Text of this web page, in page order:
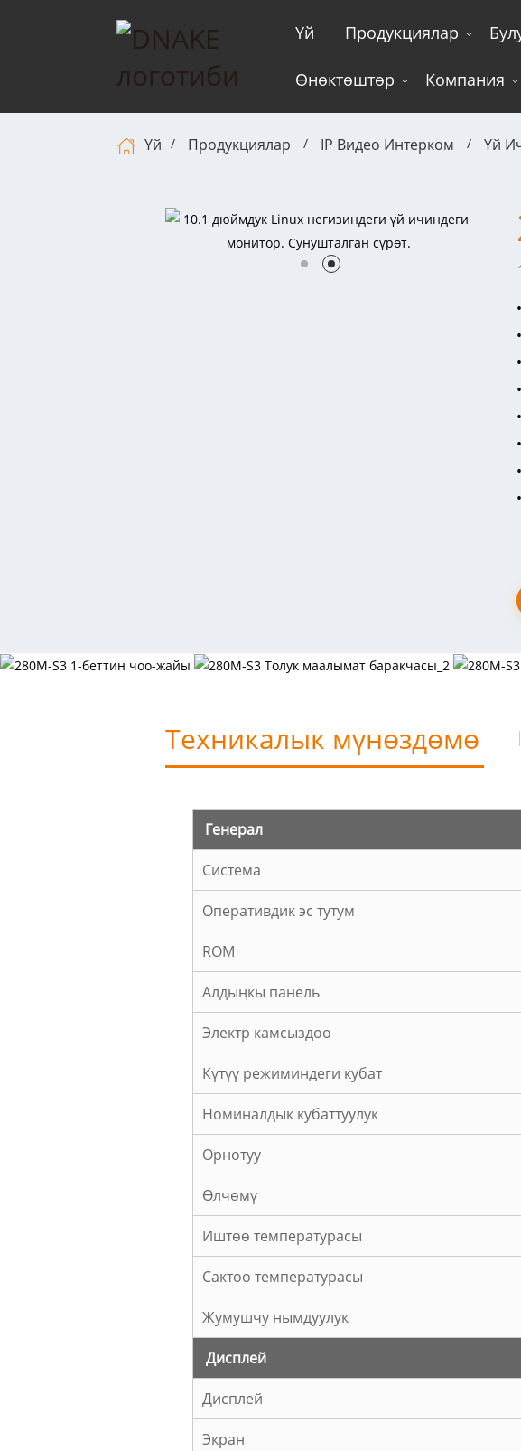
Үй Продукциялар
Өнөктөштөр Компания
Үй Продукциялар IP Видео Интерком Үй
Техникалык мүнөздөмө
Генерал
Система
Оперативдик эс тутум
ROM
Алдыңкы панель
Электр камсыздоо
Күтүү режиминдеги кубат
Номиналдык кубаттуулук
Орнотуу
Өлчөмү
Иштөө температурасы
Сактоо температурасы
Жумушчу нымдуулук
Дисплей
Дисплей
Экран